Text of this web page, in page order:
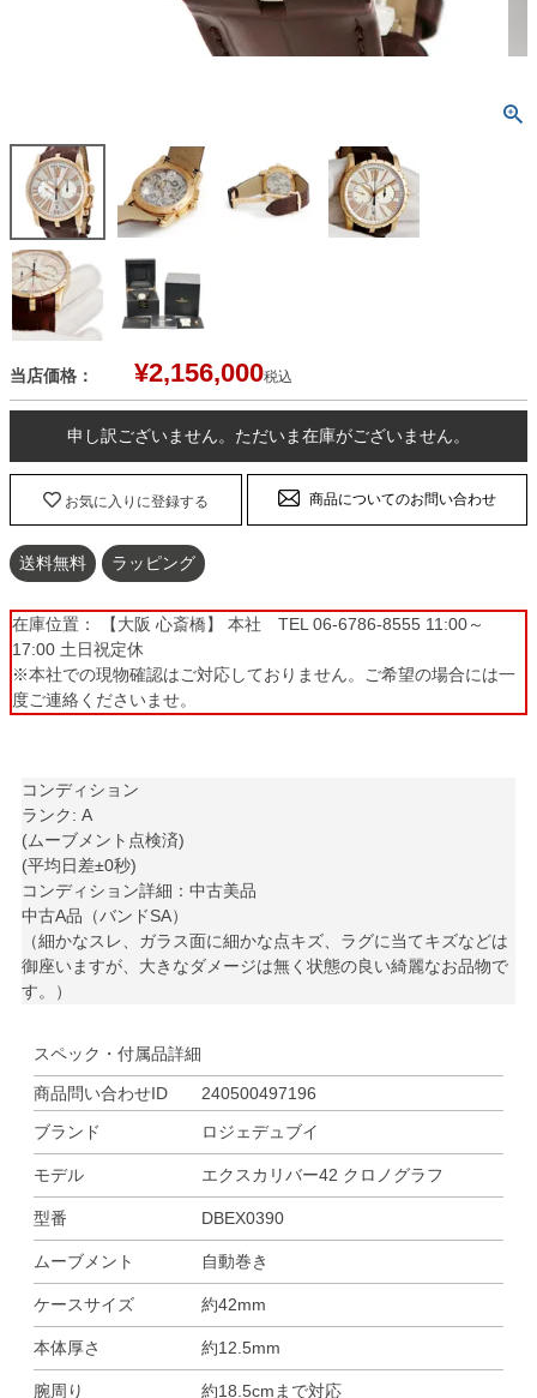
当店価格： ¥2,156,000税込
申し訳ございません。ただいま在庫がございません。
お気に入りに登録する 商品についてのお問い合わせ
送料無料 ラッピング
在庫位置： 【大阪 心斎橋】 本社 TEL 06-6786-8555 11:00～
17:00 土日祝定休
※本社での現物確認はご対応しておりません。ご希望の場合には一
度ご連絡くださいませ。
コンディション
ランク: A
(ムーブメント点検済)
(平均日差±0秒)
コンディション詳細：中古美品
中古A品（バンドSA）
（細かなスレ、ガラス面に細かな点キズ、ラグに当てキズなどは
御座いますが、大きなダメージは無く状態の良い綺麗なお品物で
す。）
スペック・付属品詳細
商品問い合わせID
240500497196
ブランド
ロジェデュブイ
モデル エクスカリバー42 クロノグラフ
型番 DBEX0390
ムーブメント 自動巻き
ケースサイズ 約42mm
本体厚さ 約12.5mm
腕周り 約18.5cmまで対応